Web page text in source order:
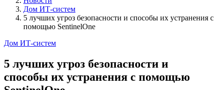
Дом ИТ-систем
5 лучших угроз безопасности и способы их устранения с
помощью SentinelOne
Дом ИТ-систем
5 лучших угроз безопасности и
способы их устранения с помощью